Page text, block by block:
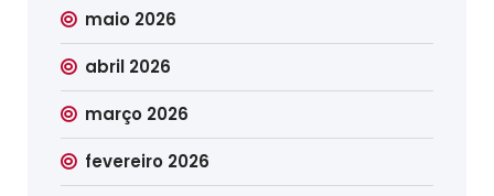
maio 2026
abril 2026
março 2026
fevereiro 2026